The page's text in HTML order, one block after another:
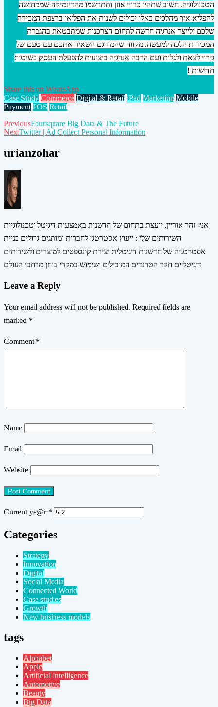
הטכנולוגיה. חשוב שתהיו כרויֵי אוזן ותתרשמו מהדינמיקה שממחישה
להפליא איך מהלכים כאלו יכולים לשנות את הפלואו ברצפת המכירה
שלכם ולייצר אנרגיה חדשה לתחום הצרכנות שמתבטאת בהגברת
המכירות הלכה למעשה. מקווה שהמידגם השאיר אתכם עם טעם של
גירוי לצאת ולגלות ועם הרבה אנרגיה ביצועית להפעלת העסק בשיטות
חדישות !
Share this on WhatsApp
Case Study Commerce Digital & Retail iPad Marketing Mobile
Payment POS Retail
Post
navigation
PreviousFoursquare Big Data & The Future
NextTwitter | Ad Collect Personal Information
urianzohar
אני- זהר אוריין, יועצת בתחום של חדשנות באמצעות דיגיטל וטכנולוגיות
השירותים שלי : ייעוץ אסטרטגי לחברות ומותגים גדולים בניית
אסטרטגיה של חדשנות דיגיטלית יצירת קונספטים למוצרים ולשירותים
דיגיטליים חקר הטרנדים המובילים ושימוש במקרי בוחן מרחבי העולם
Leave a Reply
Your email address will not be published. Required fields are
marked *
Comment *
Name
Email
Website
Current ye@r *
Categories
Strategy
Innovation
Digital
Social Media
Connected World
Case studies
Growth
New business models
tags
Alphabet
Apple
Artificial Intelligence
Automotive
Beauty
Big Data